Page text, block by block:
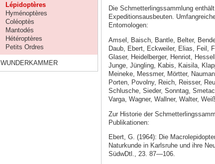
Lépidoptères
Hyménoptères
Coléoptès
Mantodés
Hétéroptères
Petits Ordres
WUNDERKAMMER
Die Schmetterlingssammlung
Expeditionsausbeuten.
Entomologen:
Amsel, Baisch, Bantle, Belter,
Daub, Ebert, Eckweiler, Elias, Feil,
Glaser, Heidelberger, Henriot,
Junge, Jüngling, Kabis, Kaisila,
Meineke, Messmer, Mörtter,
Porten, Povolny, Reich, Reisser,
Schlusche, Sieder, Sonntag,
Varga, Wagner, Wallner, Walter,
Zur Historie der
Publikationen:
Ebert, G. (1964): Die
Naturkunde in Karlsruhe und ihre
SüdwDtl., 23. 87—106.